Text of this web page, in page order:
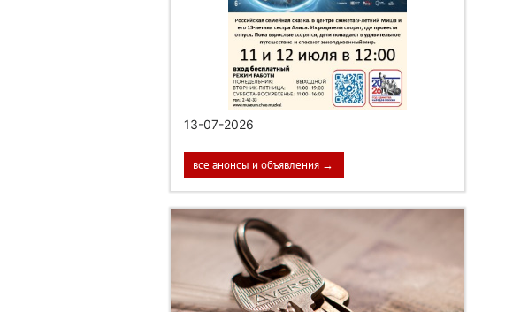
13-07-2026
все анонсы и объявления →